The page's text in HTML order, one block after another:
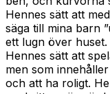
Hennes sätt att
säga till mina barn
ett lugn över
Hennes sätt att
men som
och att ha roligt.